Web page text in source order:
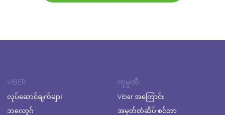
VIBER
လုပ်ဆောင်ချက်များ
ဘလော့ဂ်
ကုမ္ပဏီ
Viber အကြောင်း
အမှတ်တံဆိပ် စင်တာ